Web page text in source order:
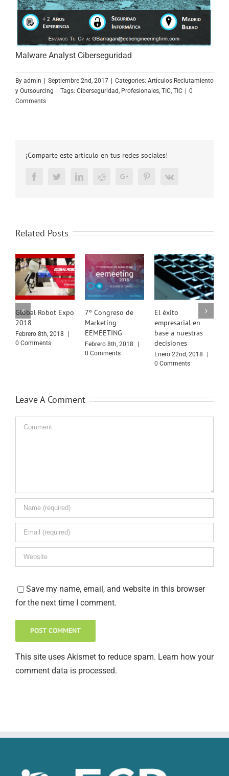
Malware Analyst Ciberseguridad
By admin Septiembre 2nd, 2017 Categories: Artículos Reclutamiento
y Outsourcing
Tags: Ciberseguridad, Profesionales, TIC, TIC
0
Comments
¡Comparte este artículo en tus redes sociales!
FacebookTwitterLinkedInRedditGoogle+ PinterestVk
Related Posts
Robot Expo
8th, 2018 |
7º Congreso de
Marketing
EEMEETING
Febrero 8th, 2018 |
0 Comments
El éxito
empresarial en
base a nuestras
decisiones
Enero 22nd, 2018 |
0 Comments
Lo que
saber
modelos
Septiembre
Leave A Comment
Comment
Save my name, email, and website in this browser
for the next time I comment.
This site uses Akismet to reduce spam. Learn how your
comment data is processed.